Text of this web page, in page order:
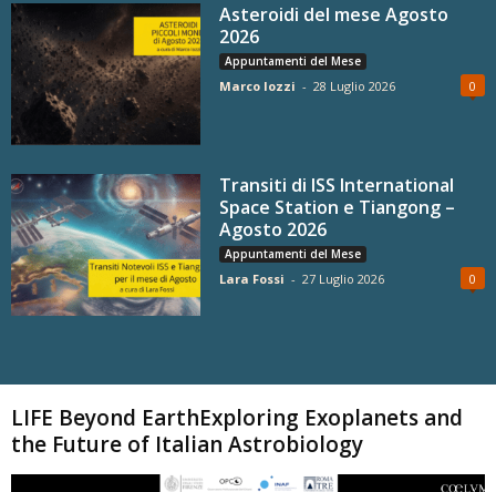
Asteroidi del mese Agosto
2026
Appuntamenti del Mese
Marco Iozzi - 28 Luglio 2026 0
Transiti di ISS International
Space Station e Tiangong –
Agosto 2026
Appuntamenti del Mese
Lara Fossi - 27 Luglio 2026 0
LIFE Beyond EarthExploring Exoplanets and
the Future of Italian Astrobiology